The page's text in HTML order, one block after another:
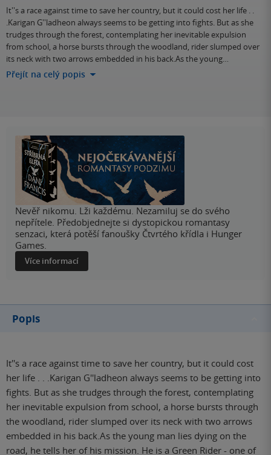
It''s a race against time to save her country, but it could cost her life . .
.Karigan G''ladheon always seems to be getting into fights. But as she
trudges through the forest, contemplating her inevitable expulsion
from school, a horse bursts through the woodland, rider slumped over
its neck with two arrows embedded in his back.As the young…
Přejít na celý popis
Nevěř nikomu. Lži každému. Nezamiluj se do svého
nepřítele. Předobjednejte si dystopickou romantasy
senzaci, která potěší fanoušky Čtvrtého křídla i Hunger
Games.
Více informací
Popis
It''s a race against time to save her country, but it could cost
her life . . .Karigan G''ladheon always seems to be getting into
fights. But as she trudges through the forest, contemplating
her inevitable expulsion from school, a horse bursts through
the woodland, rider slumped over its neck with two arrows
embedded in his back.As the young man lies dying on the
road, he tells her of his mission. He is a Green Rider - one of